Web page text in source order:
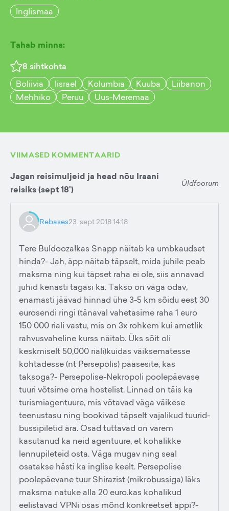
Inglismaa
Tahab minna:
8 sihtkohta
Boliivia
Iisrael Kolumbia Kuuba
Liibanon
Mehhiko
Peruu Uus-Meremaa
VIIMASED KOMMENTAARID
Jagan reisimuljeid ja head nõu Iraani
reisiks (sept 18')
Üldfoorum
Rebases23. sept 2018 14:18
Tere Buldooza!kas Snapp näitab ka umbkaudset
hinda?- Jah, äpp näitab täpselt, mida juhile peab
maksma ning kui täpset raha ei ole, siis annavad
juhid kenasti tagasi ka. Takso on väga odav,
enamasti jäävad hinnad ühe 3-5 km sõidu eest 30
eurosendi ringi (tänaval vahetasime raha 1 euro
150 000 riali vastu, mis on 3x rohkem kui ametlik
rahvusvaheline kurss näitab. Üks sõit oli
keskmiselt 50,000 riali)kuidas väiksematesse
kohtadesse (nt Persepolis) pääsesite, kas
taksoga?- Persepolise-Nekropoli poolepäevase
tuuri võtsime oma hostelist. Linnad on täis ka
turismiagentuure, mis võtavad väga väikese
teenustasu ning bookivad täpselt vajalikud tuurid-
bussipiletid ära. Osad tuttavad on varem
kasutanud ka neid agentuure, et kohalikke
lennupileteid osta. Väga mugav ning seal
osatakse hästi ka inglise keelt. Persepolise
poolepäevane tuur Shirazist (mikrobussiga) läks
maksma natuke alla 20 euro.kas kohalikud
eelistavad VPNi osas mõnd konkreetset äppi?-